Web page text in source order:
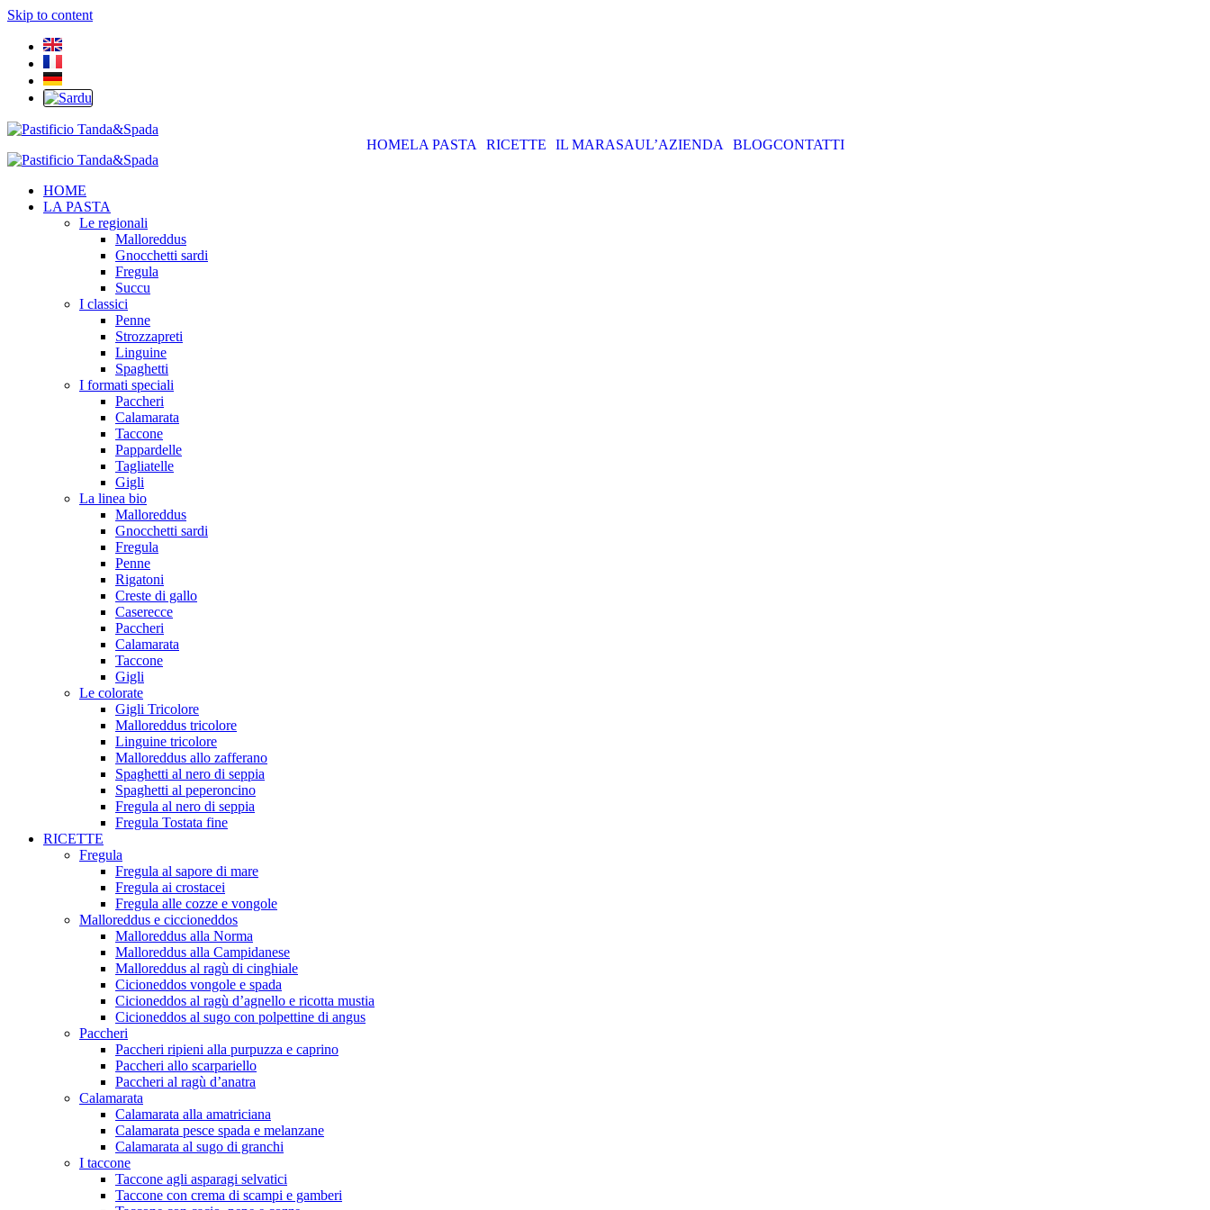
Skip to content
HOMELA PASTA RICETTE IL MARASAUL’AZIENDA BLOGCONTATTI
HOME
LA PASTA
Le regionali
Malloreddus
Gnocchetti sardi
Fregula
Succu
I classici
Penne
Strozzapreti
Linguine
Spaghetti
I formati speciali
Paccheri
Calamarata
Taccone
Pappardelle
Tagliatelle
Gigli
La linea bio
Malloreddus
Gnocchetti sardi
Fregula
Penne
Rigatoni
Creste di gallo
Caserecce
Paccheri
Calamarata
Taccone
Gigli
Le colorate
Gigli Tricolore
Malloreddus tricolore
Linguine tricolore
Malloreddus allo zafferano
Spaghetti al nero di seppia
Spaghetti al peperoncino
Fregula al nero di seppia
Fregula Tostata fine
RICETTE
Fregula
Fregula al sapore di mare
Fregula ai crostacei
Fregula alle cozze e vongole
Malloreddus e ciccioneddos
Malloreddus alla Norma
Malloreddus alla Campidanese
Malloreddus al ragù di cinghiale
Cicioneddos vongole e spada
Cicioneddos al ragù d’agnello e ricotta mustia
Cicioneddos al sugo con polpettine di angus
Paccheri
Paccheri ripieni alla purpuzza e caprino
Paccheri allo scarpariello
Paccheri al ragù d’anatra
Calamarata
Calamarata alla amatriciana
Calamarata pesce spada e melanzane
Calamarata al sugo di granchi
I taccone
Taccone agli asparagi selvatici
Taccone con crema di scampi e gamberi